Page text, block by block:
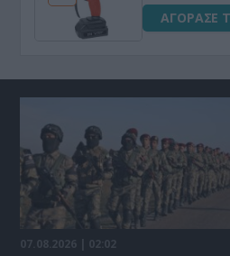
ΑΓΟΡΑΣΕ
07.08.2026 | 02:02